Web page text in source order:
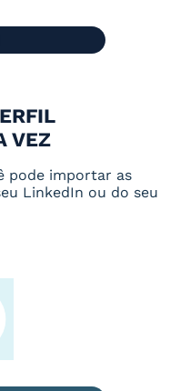
VEZ
pode importar as
LinkedIn ou do seu